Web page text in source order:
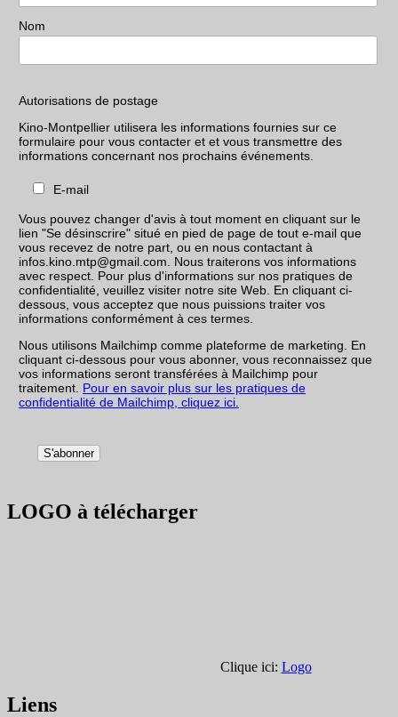
Nom
Autorisations de postage
Kino-Montpellier utilisera les informations fournies sur ce
formulaire pour vous contacter et et vous transmettre des
informations concernant nos prochains événements.
E-mail
Vous pouvez changer d'avis à tout moment en cliquant sur le
lien "Se désinscrire" situé en pied de page de tout e-mail que
vous recevez de notre part, ou en nous contactant à
infos.kino.mtp@gmail.com. Nous traiterons vos informations
avec respect. Pour plus d'informations sur nos pratiques de
confidentialité, veuillez visiter notre site Web. En cliquant ci-
dessous, vous acceptez que nous puissions traiter vos
informations conformément à ces termes.
Nous utilisons Mailchimp comme plateforme de marketing. En
cliquant ci-dessous pour vous abonner, vous reconnaissez que
vos informations seront transférées à Mailchimp pour
traitement. Pour en savoir plus sur les pratiques de
confidentialité de Mailchimp, cliquez ici.
LOGO à télécharger
Clique ici: Logo
Liens